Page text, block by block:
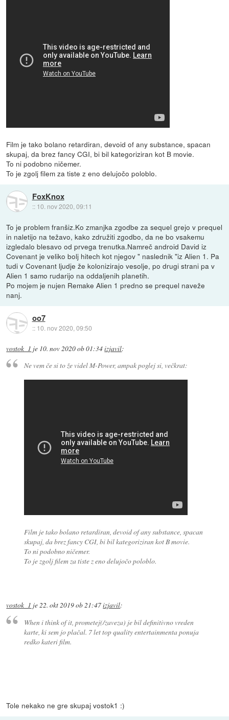
Film je tako bolano retardiran, devoid of any substance, spacan
skupaj, da brez fancy CGI, bi bil kategoriziran kot B movie.
To ni podobno ničemer.
To je zgolj filem za tiste z eno delujočo poloblo.
FoxKnox
:: 10. nov 2020, 09:11
To je problem franšiz.Ko zmanjka zgodbe za sequel grejo v prequel
in naletijo na težavo, kako združiti zgodbo, da ne bo vsakemu
izgledalo blesavo od prvega trenutka.Namreč android David iz
Covenant je veliko bolj hitech kot njegov " naslednik "iz Alien 1. Pa
tudi v Covenant ljudje že kolonizirajo vesolje, po drugi strani pa v
Alien 1 samo rudarijo na oddaljenih planetih.
Po mojem je nujen Remake Alien 1 predno se prequel naveže
nanj.
oo7
:: 10. nov 2020, 09:50
vostok_1 je 10. nov 2020 ob 01:34izjavil:
Ne vem če si to že videl M-Power, ampak poglej si, večkrat:
Film je tako bolano retardiran, devoid of any substance, spacan
skupaj, da brez fancy CGI, bi bil kategoriziran kot B movie.
To ni podobno ničemer.
To je zgolj filem za tiste z eno delujočo poloblo.
vostok_1 je22. okt 2019 ob 21:47izjavil:
When i think of it, prometej(/zaveza) je bil definitivno vreden
karte, ki sem jo plačal. 7 let top quality entertainmenta ponuja
redko kateri film.
Tole nekako ne gre skupaj vostok1 :)